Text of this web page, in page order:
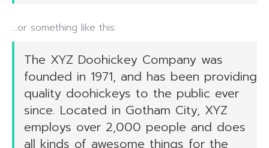
…or something like this:
The XYZ Doohickey Company was
founded in 1971, and has been providing
quality doohickeys to the public ever
since. Located in Gotham City, XYZ
employs over 2,000 people and does
all kinds of awesome things for the